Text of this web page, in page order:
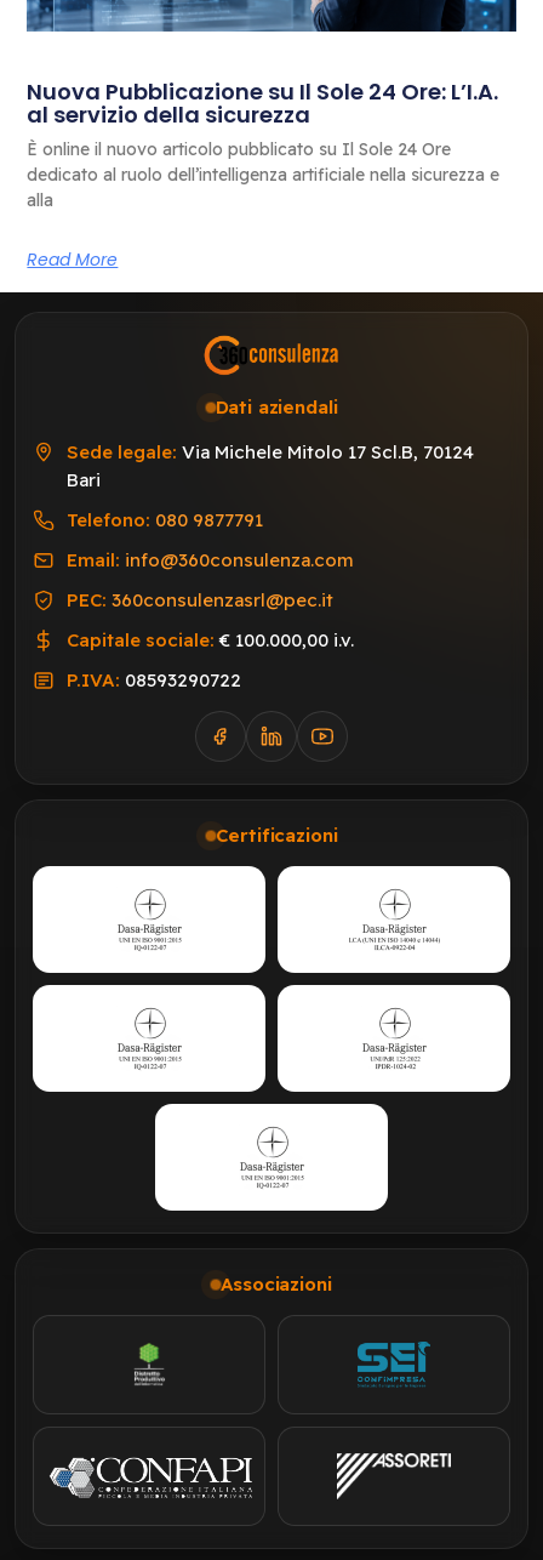
Nuova Pubblicazione su Il Sole 24 Ore: L’I.A.
al servizio della sicurezza
È online il nuovo articolo pubblicato su Il Sole 24 Ore
dedicato al ruolo dell’intelligenza artificiale nella sicurezza e
alla
Read More
Dati aziendali
Sede legale: Via Michele Mitolo 17 Scl.B, 70124
Bari
Telefono: 080 9877791
Email: info@360consulenza.com
PEC: 360consulenzasrl@pec.it
Capitale sociale: € 100.000,00 i.v.
P.IVA: 08593290722
Certificazioni
Associazioni